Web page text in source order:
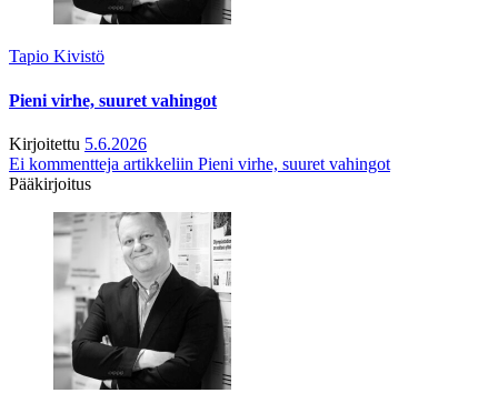
Tapio Kivistö
Pieni virhe, suuret vahingot
Kirjoitettu 5.6.2026
Ei kommentteja artikkeliin Pieni virhe, suuret vahingot
Pääkirjoitus